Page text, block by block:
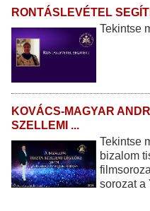
RONTÁSLEVÉTEL
Tekintse
KOVÁCS-MAGYAR
SZELLEMI ...
Tekintse
bizalom
sorozat a